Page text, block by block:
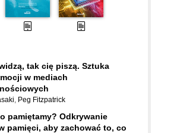
tak cię piszą. Sztuka
w mediach
, Peg Fitzpatrick
pamiętamy? Odkrywanie
pamięci, aby zachować to, co